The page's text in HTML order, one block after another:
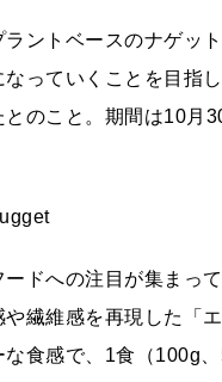
ントベースのナゲッ
っていくことを目指
のこと。期間は10月
ドへの注目が集まっ
繊維感を再現した「
食感で、1食（100g